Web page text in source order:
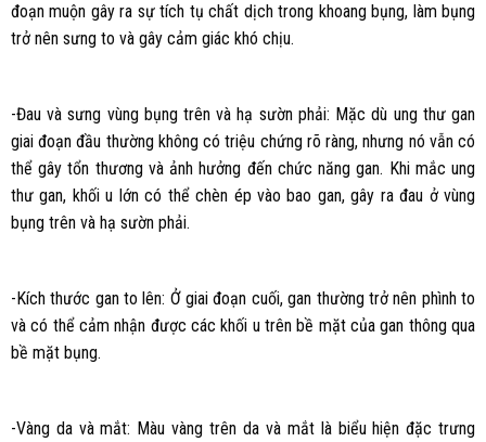
đoạn muộn gây ra sự tích tụ chất dịch trong khoang bụng, làm bụng
trở nên sưng to và gây cảm giác khó chịu.
-Đau và sưng vùng bụng trên và hạ sườn phải: Mặc dù ung thư gan
giai đoạn đầu thường không có triệu chứng rõ ràng, nhưng nó vẫn có
thể gây tổn thương và ảnh hưởng đến chức năng gan. Khi mắc ung
thư gan, khối u lớn có thể chèn ép vào bao gan, gây ra đau ở vùng
bụng trên và hạ sườn phải.
-Kích thước gan to lên: Ở giai đoạn cuối, gan thường trở nên phình to
và có thể cảm nhận được các khối u trên bề mặt của gan thông qua
bề mặt bụng.
-Vàng da và mắt: Màu vàng trên da và mắt là biểu hiện đặc trưng